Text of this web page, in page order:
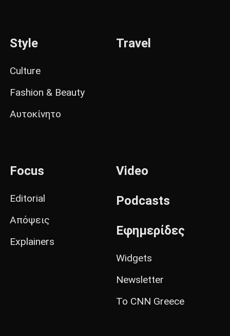
Style
Culture
Fashion & Beauty
Αυτοκίνητο
Travel
Focus
Editorial
Απόψεις
Explainers
Video
Podcasts
Εφημερίδες
Widgets
Newsletter
Το CNN Greece